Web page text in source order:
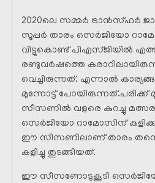
2020ലെ സമ്മർ ട്രാൻസ്ഫർ
സൂപ്പർ താരം സെർജിയോ
വിട്ടുകൊണ്ട് പിഎസ്ജിയിൽ
രണ്ടുവർഷത്തെ
വെച്ചിരുന്നത്. എന്നാൽ
മുന്നോട്ട് പോയിരുന്നത്.പരിക്ക്
സീസണിൽ വളരെ കുറച്ചു
സെർജിയോ റാമോസിന്
ഈ സീസണിലാണ് താരം
കളിച്ചു തുടങ്ങിയത്.
ഈ സീസണോടുകൂടി